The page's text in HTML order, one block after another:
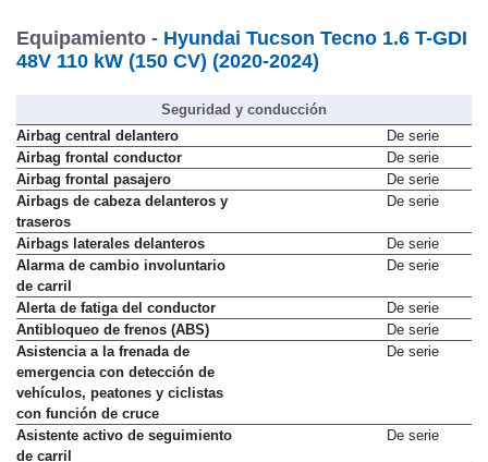
Equipamiento -Hyundai Tucson Tecno 1.6 T-GDI
48V 110 kW (150 CV) (2020-2024)
Seguridad y conducción
Airbag central delantero
De serie
Airbag frontal conductor
De serie
Airbag frontal pasajero
De serie
Airbags de cabeza delanteros y
traseros
Airbags laterales delanteros
De serie
Alarma de cambio involuntario
de carril
Alerta de fatiga del conductor
De serie
Antibloqueo de frenos (ABS)
De serie
Asistencia a la frenada de
emergencia con detección de
vehículos, peatones y ciclistas
con función de cruce
Asistente activo de seguimiento